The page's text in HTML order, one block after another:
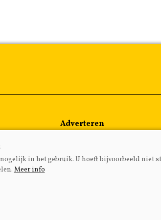
Adverteren
Over ons
in het gebruik. U hoeft bijvoorbeeld niet
Meer info